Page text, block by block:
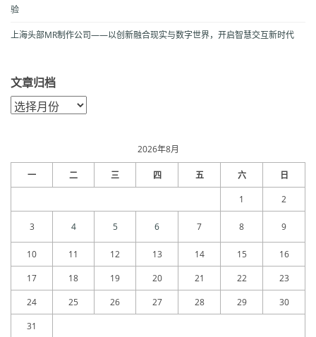
验
上海头部MR制作公司——以创新融合现实与数字世界，开启智慧交互新时代
文章归档
文
章
2026年8月
一 二 三 四 五 六 日
1 2
3 4 5 6 7 8 9
10 11 12 13 14 15
16
17
18 19 20 21 22
23
24
25 26 27 28 29
30
31